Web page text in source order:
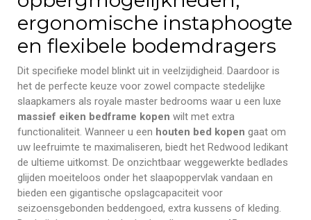
ergonomische instaphoogte
en flexibele bodemdragers
Dit specifieke model blinkt uit in veelzijdigheid. Daardoor is
het de perfecte keuze voor zowel compacte stedelijke
slaapkamers als royale master bedrooms waar u een luxe
massief eiken bedframe kopen wilt met extra
functionaliteit. Wanneer u een houten bed kopen gaat om
uw leefruimte te maximaliseren, biedt het Redwood ledikant
de ultieme uitkomst. De onzichtbaar weggewerkte bedlades
glijden moeiteloos onder het slaapoppervlak vandaan en
bieden een gigantische opslagcapaciteit voor
seizoensgebonden beddengoed, extra kussens of kleding.